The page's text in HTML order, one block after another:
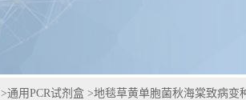
>通用PCR试剂盒 >地毯草黄单胞菌秋海棠致病变